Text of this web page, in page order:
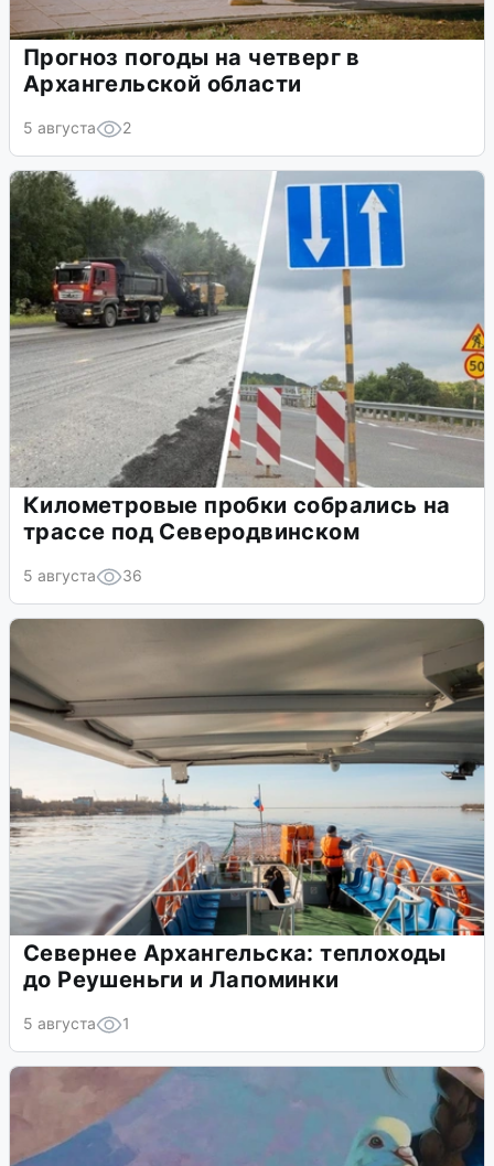
Прогноз погоды на четверг в
Архангельской области
5 августа 2
Километровые пробки собрались на
трассе под Северодвинском
5 августа 36
Севернее Архангельска: теплоходы
до Реушеньги и Лапоминки
5 августа 1